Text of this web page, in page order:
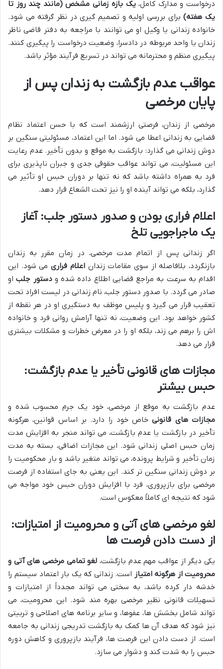
درخواست و مدارک کامل،یک بازه زمانی مشخص (مانند چند روز تا
یک هفته)برای بررسی اولیه و تصمیم گیری در نظر گرفته می شود.
خانواده زندانی یا وکیل او می توانند با مراجعه به دفتر قاضی ناظر
زندان یا واحد مربوطه در دادسرا، وضعیت درخواست را پیگیری کنند.
پیگیری منظم و محترمانه می تواند در تسریع فرآیند مؤثر باشد.
عواقب عدم بازگشت به زندان پس از
پایان مرخصی
مرخصی از زندان، فرصتی ارزشمند است که با حسن اعتماد نظام
قضایی به زندانی اعطا می شود. اما این اعتماد، مسئولیتی سنگین بر
دوش زندانی می گذارد: بازگشت به موقع و بدون تأخیر. عدم رعایت
این مسئولیت، می تواند عواقب حقوقی جدی و جبران ناپذیری برای
فرد به همراه داشته باشد که نه تنها بر دوران حبس او تأثیر می
گذارد، بلکه می تواند آینده او را نیز تحت الشعاع قرار دهد.
اعلام فراری بودن و صدور دستور جلب: آغاز
یک ماجراجویی تلخ
اگر زندانی پس از اتمام مدت مرخصی، در زمان مقرر به زندان
بازنگردد، بلافاصله از سوی مقامات زنداناعلام فراریمی شود. این
اقدام به سرعت به مراجع قضایی اطلاع داده شده ودستور جلباو
صادر می گردد. با صدور دستور جلب، نام زندانی در لیست افراد تحت
تعقیب قرار می گیرد و پلیس موظف به دستگیری او در هر نقطه از
کشور خواهد بود. این وضعیت، نه تنها آرامش روانی فرد و خانواده
اش را برهم می زند، بلکه او را در معرض خطرات و مشکلات بیشتری
قرار می دهد.
مجازات های قانونی تأخیر یا عدم بازگشت:
حبس بیشتر
عدم بازگشت به موقع از مرخصی، خود یک جرم محسوب شده و
مجازات های قانونیخاص خود را دارد. بر اساس قوانین، هرگونه
تأخیر در بازگشت یا عدم بازگشت، می تواند منجر به افزایش مدت
زمان حبس اصلی زندانی شود. این مجازات اضافی، بسته به مدت
زمان تأخیر و شرایط پرونده، می تواند متغیر باشد و بار محکومیت را
بر دوش زندانی سنگین تر کند. این یعنی به جای استفاده از فرصت
مرخصی برای بازپروری، فرد با افزایش دوران حبس خود مواجه می
شود که نتیجه ای کاملاً معکوس است.
لغو مرخصی های آتی و محرومیت از امتیازات:
از دست دادن فرصت ها
یکی دیگر از عواقب مهم عدم بازگشت، لغو تمامی مرخصی های آتی و
محرومیت از هرگونه امتیاز است. زندانی که یک بار اعتماد سیستم را
خدشه دار کرده باشد، به سختی می تواند مجدداً از امتیازات و
تسهیلات قانونی نظیر مرخصی بهره مند شود. این محرومیت، می
تواند شامل بخشش ها، عفوها، و سایر برنامه های اصلاحی و تربیتی
نیز شود که هدف آن ها کمک به بازگشت تدریجی زندانی به جامعه
است. از دست دادن این فرصت ها، فرآیند بازپروری و کاهش دوره
حبس را به شدت کند و دشوار می سازد.